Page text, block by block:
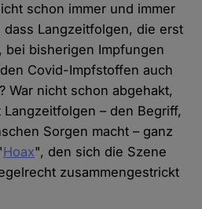
schon immer und immer
Langzeitfolgen, die erst
bei bisherigen Impfungen
Covid-Impfstoffen auch
War nicht schon abgehakt,
– den Begriff,
Sorgen macht – ganz
Hoax", den sich die Szene
zusammengestrickt